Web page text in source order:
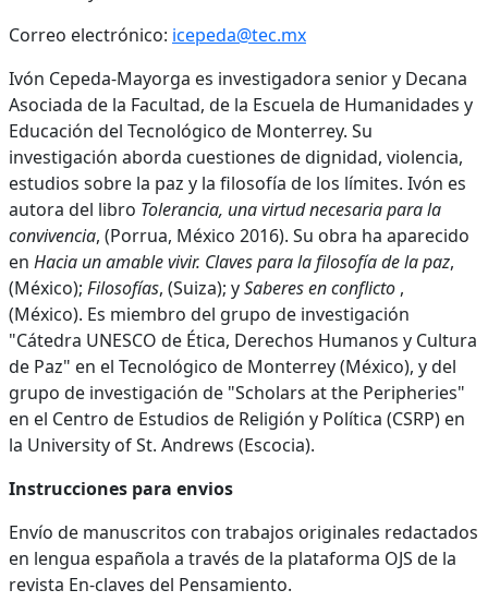
Correo electrónico: icepeda@tec.mx
Ivón Cepeda-Mayorga es investigadora senior y Decana
Asociada de la Facultad, de la Escuela de Humanidades y
Educación del Tecnológico de Monterrey. Su
investigación aborda cuestiones de dignidad, violencia,
estudios sobre la paz y la filosofía de los límites. Ivón es
autora del libro Tolerancia, una virtud necesaria para la
convivencia, (Porrua, México 2016). Su obra ha aparecido
en Hacia un amable vivir. Claves para la filosofía de la paz,
(México); Filosofías, (Suiza); ySaberes en conflicto ,
(México). Es miembro del grupo de investigación
"Cátedra UNESCO de Ética, Derechos Humanos y Cultura
de Paz" en el Tecnológico de Monterrey (México), y del
grupo de investigación de "Scholars at the Peripheries"
en el Centro de Estudios de Religión y Política (CSRP) en
la University of St. Andrews (Escocia).
Instrucciones para envios
Envío de manuscritos con trabajos originales redactados
en lengua española a través de la plataforma OJS de la
revista En-claves del Pensamiento.